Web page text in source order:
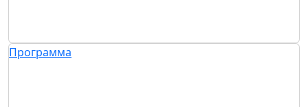
Программа